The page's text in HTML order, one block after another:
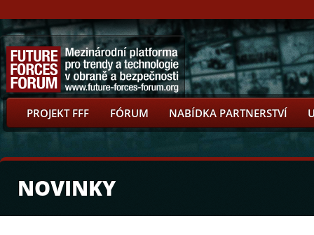
PROJEKT FFF FÓRUM NABÍDKA PARTNERSTVÍ
NOVINKY